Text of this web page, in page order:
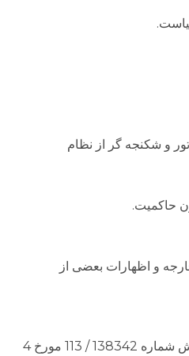
و شکنجه گر از نظام
حاکمیت.
و اظهارات بعضی از
وزارت امور خارجه در گزارش شماره 138342 / 113 مورخ 4